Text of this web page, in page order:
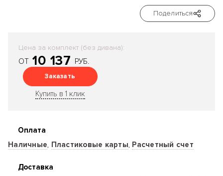
Поделиться
Цена за комплект (без дивана):
ОТ 10 137 РУБ.
Заказать
Купить в 1 клик
Оплата
Наличные, Пластиковые карты, Расчетный счет
Доставка